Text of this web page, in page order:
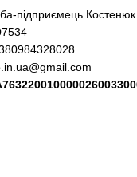
підприємець